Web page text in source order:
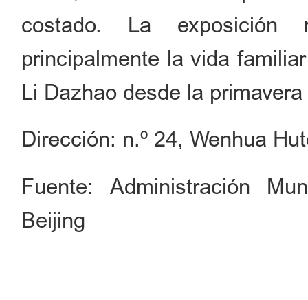
costado. La
principalmente la vida
Li Dazhao desde la
Dirección: n.º 24, Wenhua
Fuente: Administración
Beijing